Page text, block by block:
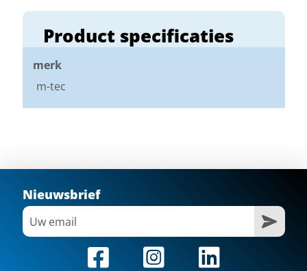
Product specificaties
merk
m-tec
Nieuwsbrief